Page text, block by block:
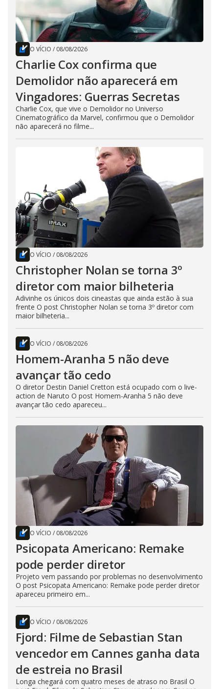
O VÍCIO / 08/08/2026
Charlie Cox confirma que
Demolidor não aparecerá em
Vingadores: Guerras Secretas
Charlie Cox, que vive o Demolidor no Universo
Cinematográfico da Marvel, confirmou que o Demolidor
não aparecerá no filme...
O VÍCIO / 08/08/2026
Christopher Nolan se torna 3º
diretor com maior bilheteria
Adivinhe os únicos dois cineastas que ainda estão à sua
frente O post Christopher Nolan se torna 3º diretor com
maior bilheteria...
O VÍCIO / 08/08/2026
Homem-Aranha 5 não deve
avançar tão cedo
O diretor Destin Daniel Cretton está ocupado com o live-
action de Naruto O post Homem-Aranha 5 não deve
avançar tão cedo apareceu...
O VÍCIO / 08/08/2026
Psicopata Americano: Remake
pode perder diretor
Projeto vem passando por problemas no desenvolvimento
O post Psicopata Americano: Remake pode perder diretor
apareceu primeiro em...
O VÍCIO / 08/08/2026
Fjord: Filme de Sebastian Stan
vencedor em Cannes ganha data
de estreia no Brasil
Longa chegará com quatro meses de atraso no Brasil O